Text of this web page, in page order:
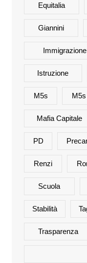
Equitalia
Giannini
Immigrazione
Istruzione
M5s
Mafia Capitale
PD
Renzi
Scuola
Stabilità
Trasparenza